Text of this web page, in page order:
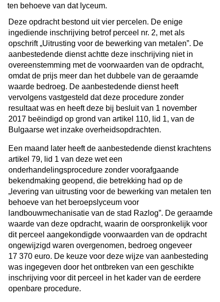
ten behoeve van dat lyceum.
Deze opdracht bestond uit vier percelen. De enige
ingediende inschrijving betrof perceel nr. 2, met als
opschrift „Uitrusting voor de bewerking van metalen”. De
aanbestedende dienst achtte deze inschrijving niet in
overeenstemming met de voorwaarden van de opdracht,
omdat de prijs meer dan het dubbele van de geraamde
waarde bedroeg. De aanbestedende dienst heeft
vervolgens vastgesteld dat deze procedure zonder
resultaat was en heeft deze bij besluit van 1 november
2017 beëindigd op grond van artikel 110, lid 1, van de
Bulgaarse wet inzake overheidsopdrachten.
Een maand later heeft de aanbestedende dienst krachtens
artikel 79, lid 1 van deze wet een
onderhandelingsprocedure zonder voorafgaande
bekendmaking geopend, die betrekking had op de
„levering van uitrusting voor de bewerking van metalen ten
behoeve van het beroepslyceum voor
landbouwmechanisatie van de stad Razlog”. De geraamde
waarde van deze opdracht, waarin de oorspronkelijk voor
dit perceel aangekondigde voorwaarden van de opdracht
ongewijzigd waren overgenomen, bedroeg ongeveer
17 370 euro. De keuze voor deze wijze van aanbesteding
was ingegeven door het ontbreken van een geschikte
inschrijving voor dit perceel in het kader van de eerdere
openbare procedure.